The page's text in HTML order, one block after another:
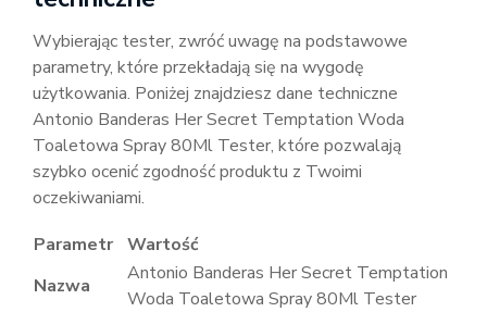
Wybierając tester, zwróć uwagę na podstawowe
parametry, które przekładają się na wygodę
użytkowania. Poniżej znajdziesz dane techniczne
Antonio Banderas Her Secret Temptation Woda
Toaletowa Spray 80Ml Tester, które pozwalają
szybko ocenić zgodność produktu z Twoimi
oczekiwaniami.
Parametr Wartość
Nazwa
Antonio Banderas Her Secret Temptation
Woda Toaletowa Spray 80Ml Tester